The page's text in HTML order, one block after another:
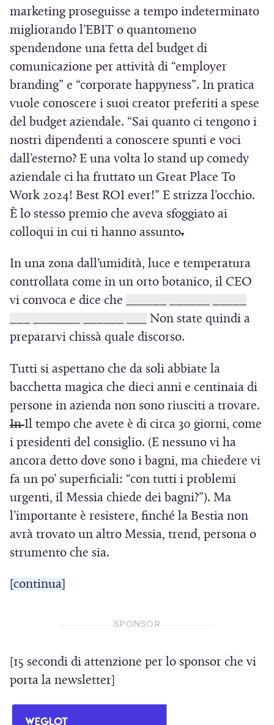
marketing proseguisse a tempo indeterminato
migliorando l’EBIT o quantomeno
spendendone una fetta del budget di
comunicazione per attività di “employer
branding” e “corporate happyness”. In pratica
vuole conoscere i suoi creator preferiti a spese
del budget aziendale. “Sai quanto ci tengono i
nostri dipendenti a conoscere spunti e voci
dall’esterno? E una volta lo stand up comedy
aziendale ci ha fruttato un Great Place To
Work 2024! Best ROI ever!” E strizza l’occhio.
È lo stesso premio che aveva sfoggiato ai
colloqui in cui ti hanno assunto.
In una zona dall’umidità, luce e temperatura
controllata come in un orto botanico, il CEO
vi convoca e dice che
Non state quindi a
prepararvi chissà quale discorso.
Tutti si aspettano che da soli abbiate la
bacchetta magica che dieci anni e centinaia di
persone in azienda non sono riusciti a trovare.
InIl tempo che avete è di circa 30 giorni, come
i presidenti del consiglio. (E nessuno vi ha
ancora detto dove sono i bagni, ma chiedere vi
fa un po’ superficiali: “con tutti i problemi
urgenti, il Messia chiede dei bagni?”). Ma
l’importante è resistere, finché la Bestia non
avrà trovato un altro Messia, trend, persona o
strumento che sia.
[continua]
SPONSOR
[15 secondi di attenzione per lo sponsor che vi
porta la newsletter]